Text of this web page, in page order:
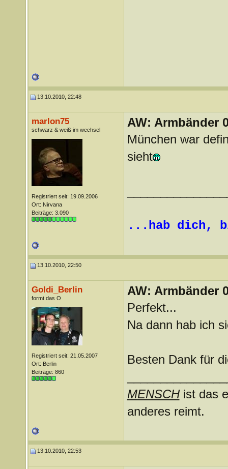
13.10.2010, 22:48
marlon75
schwarz & weiß im wechsel
Registriert seit: 19.09.2006
Ort: Nirvana
Beiträge: 3.090
AW: Armbänder
München war
sieht
...hab dich,
13.10.2010, 22:50
Goldi_Berlin
formt das O
Registriert seit: 21.05.2007
Ort: Berlin
Beiträge: 860
AW: Armbänder
Perfekt...
Na dann hab ich
Besten Dank für
MENSCHist das
anderes reimt.
13.10.2010, 22:53